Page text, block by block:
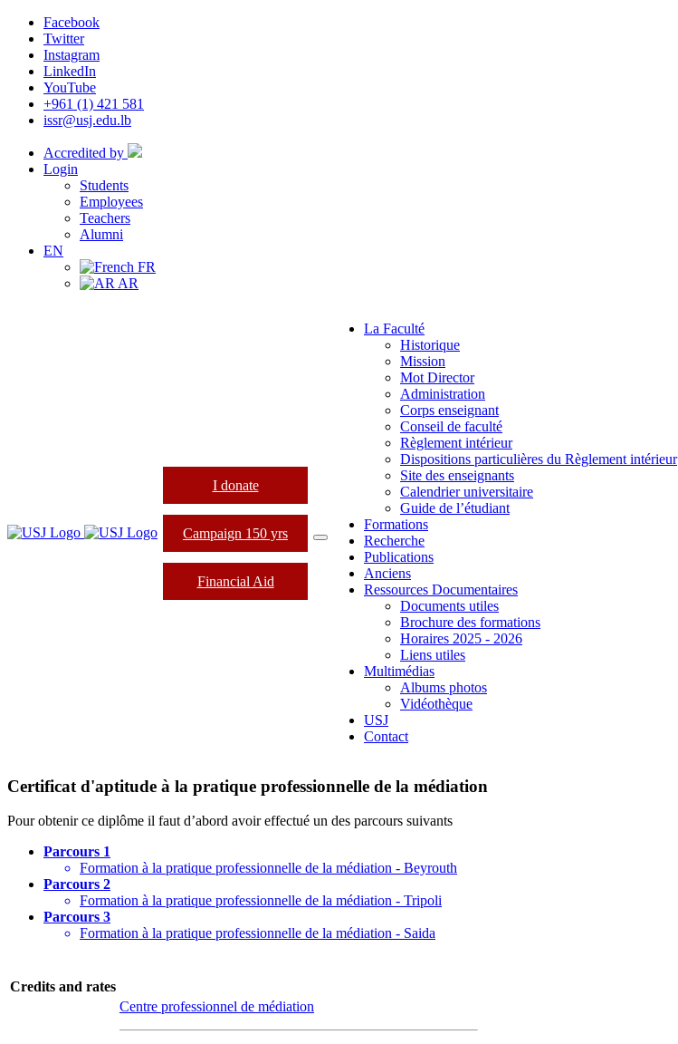
Facebook
Twitter
Instagram
LinkedIn
YouTube
+961 (1) 421 581
issr@usj.edu.lb
Accredited by
Login
Students
Employees
Teachers
Alumni
EN
FR
AR
I donate
Campaign 150 yrs
Financial Aid
La Faculté
Historique
Mission
Mot Director
Administration
Corps enseignant
Conseil de faculté
Règlement intérieur
Dispositions particulières du Règlement intérieur
Site des enseignants
Calendrier universitaire
Guide de l’étudiant
Formations
Recherche
Publications
Anciens
Ressources Documentaires
Documents utiles
Brochure des formations
Horaires 2025 - 2026
Liens utiles
Multimédias
Albums photos
Vidéothèque
USJ
Contact
Certificat d'aptitude à la pratique professionnelle de la médiation
Pour obtenir ce diplôme il faut d’abord avoir effectué un des parcours suivants
Parcours 1
Formation à la pratique professionnelle de la médiation - Beyrouth
Parcours 2
Formation à la pratique professionnelle de la médiation - Tripoli
Parcours 3
Formation à la pratique professionnelle de la médiation - Saida
Credits and rates
Centre professionnel de médiation